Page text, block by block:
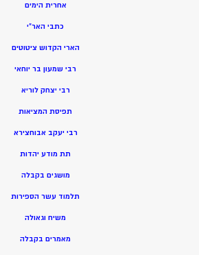
אחרית הימים
כתבי האר”י
הארי הקדוש ציטוטים
רבי שמעון בר יוחאי
רבי יצחק לוריא
תפיסת המציאות
רבי יעקב אבוחצירא
תת מודע יהדות
מושגים בקבלה
תלמוד עשר הספירות
משיח וגאולה
מאמרים בקבלה